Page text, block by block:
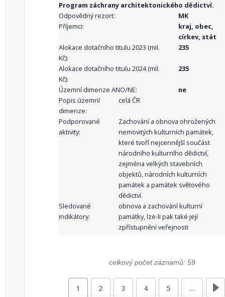
Program záchrany architektonického dědictví.
Odpovědný rezort:
MK
Příjemci:
kraj, obec,
církev, stát
Alokace dotačního titulu 2023 (mil.
Kč):
235
Alokace dotačního titulu 2024 (mil.
Kč):
235
Územní dimenze ANO/NE:
ne
Popis územní
dimenze:
celá ČR
Podporované
aktivity:
Zachování a obnova ohrožených
nemovitých kulturních památek,
které tvoří nejcennější součást
národního kulturního dědictví,
zejména velkých stavebních
objektů, národních kulturních
památek a památek světového
dědictví.
Sledované
indikátory:
obnova a zachování kulturní
památky, lze-li pak také její
zpřístupnění veřejnosti
celkový počet záznamů: 59
1 2 3 4 5 …